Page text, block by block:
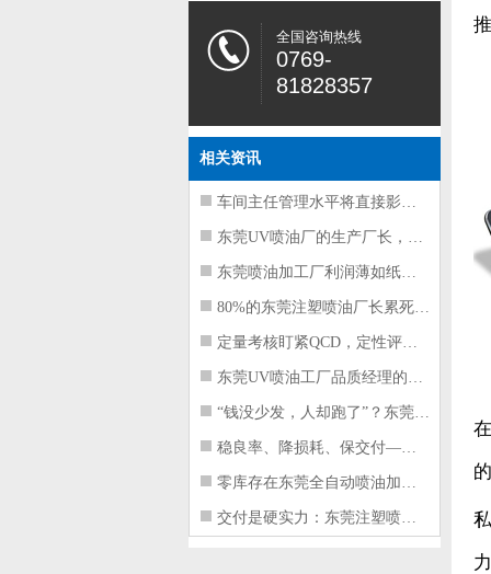
全国咨询热线
0769-
81828357
相关资讯
车间主任管理水平将直接影响东莞注塑件
东莞UV喷油厂的生产厂长，到底在给工
东莞喷油加工厂利润薄如纸？这四项基本
80%的东莞注塑喷油厂长累死累活，利
定量考核盯紧QCD，定性评价看好配合
东莞UV喷油工厂品质经理的四项核心管
“钱没少发，人却跑了”？东莞注塑喷油
稳良率、降损耗、保交付——东莞这家U
零库存在东莞全自动喷油加工厂不可行的
交付是硬实力：东莞注塑喷油厂如何用齐